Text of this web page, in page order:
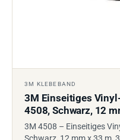
3M KLEBEBAND
3M Einseitiges
4508, Schwarz, 12
3M 4508 – Einseitiges